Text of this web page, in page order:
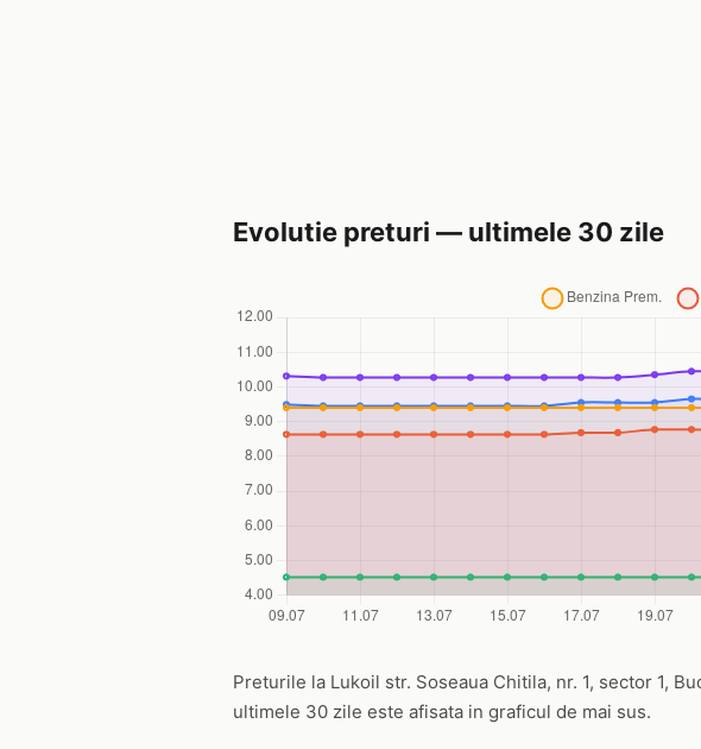
Evolutie preturi — ultimele 30 zile
Preturile la Lukoil str. Soseaua Chitila, nr. 1, sector 1,
ultimele 30 zile este afisata in graficul de mai sus.